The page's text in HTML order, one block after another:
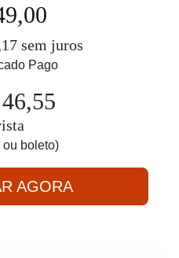
sem juros
Pago
ou boleto)
AGORA